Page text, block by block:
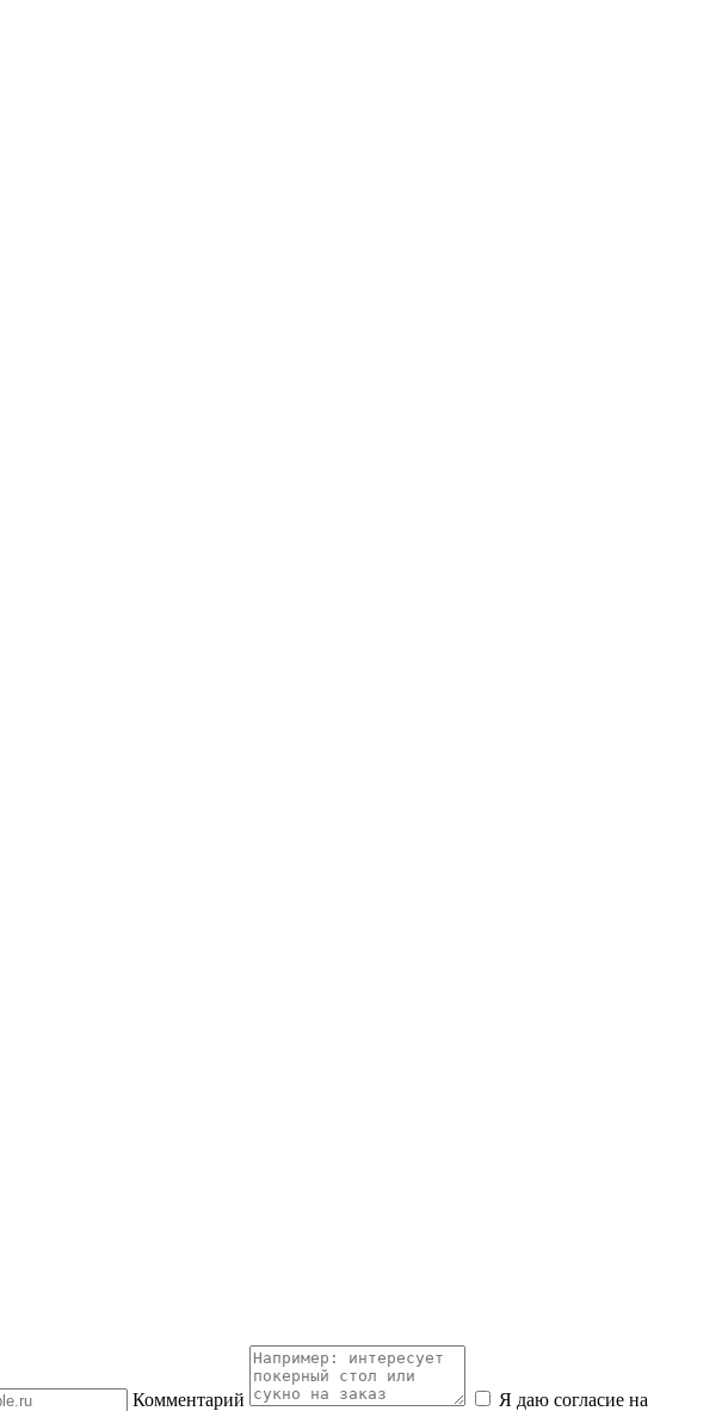
Комментарий
Я даю согласие на